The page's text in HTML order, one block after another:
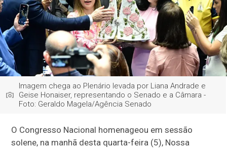
Imagem chega ao Plenário levada por Liana Andrade e
Geise Honaiser, representando o Senado e a Câmara -
Foto: Geraldo Magela/Agência Senado
O Congresso Nacional homenageou em sessão
solene, na manhã desta quarta-feira (5), Nossa